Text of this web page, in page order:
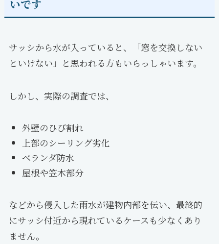
いです
サッシから水が入っていると、「窓を交換しない
といけない」と思われる方もいらっしゃいます。
しかし、実際の調査では、
外壁のひび割れ
上部のシーリング劣化
ベランダ防水
屋根や笠木部分
などから侵入した雨水が建物内部を伝い、最終的
にサッシ付近から現れているケースも少なくあり
ません。